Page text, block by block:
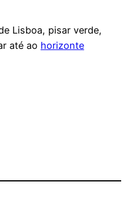
Lisboa, pisar verde,
até ao horizonte